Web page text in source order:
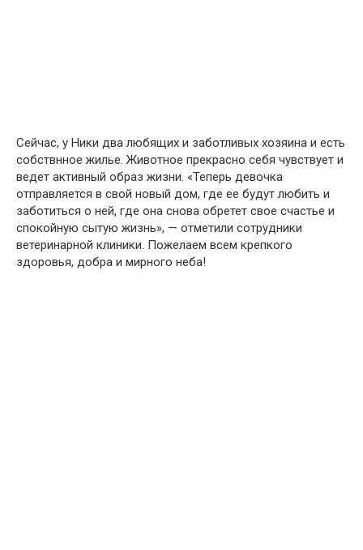
Сейчас, у Ники два любящих и заботливых хозяина и есть
собствнное жилье. Животное прекрасно себя чувствует и
ведет активный образ жизни. «Теперь девочка
отправляется в свой новый дом, где ее будут любить и
заботиться о ней, где она снова обретет свое счастье и
спокойную сытую жизнь», — отметили сотрудники
ветеринарной клиники. Пожелаем всем крепкого
здоровья, добра и мирного неба!